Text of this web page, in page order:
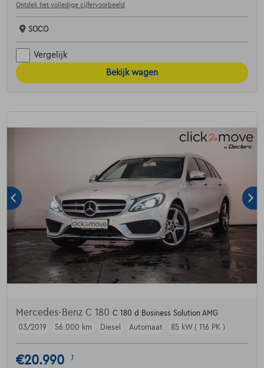
Ontdek het volledige cijfervoorbeeld
SOCO
Vergelijk
Bekijk wagen
Mercedes-Benz C 180 C 180 d Business Solution AMG
03/2019
56.000 km Diesel Automaat 85 kW ( 116 PK )
€20.990 1